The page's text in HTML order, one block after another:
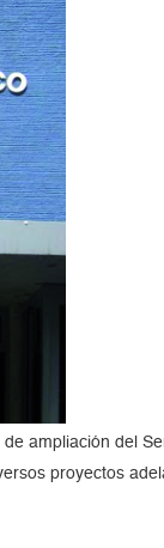
ampliación del
proyectos